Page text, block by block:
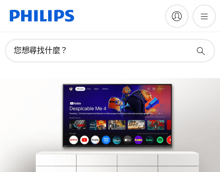
您想尋找什麼？